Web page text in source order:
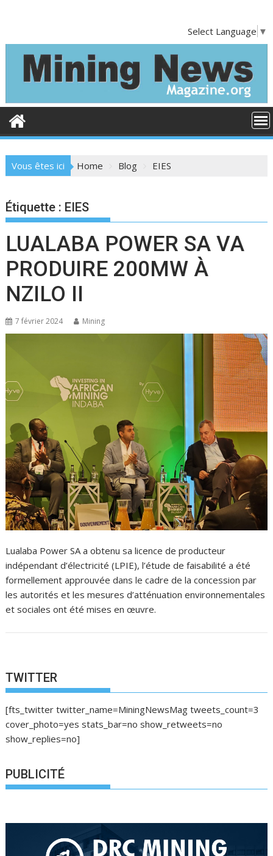
o
t
Select Language ▼
Vous êtes ici Home Blog EIES
Étiquette : EIES
LUALABA POWER SA VA
PRODUIRE 200MW À
NZILO II
7 février 2024 Mining
Lualaba Power SA a obtenu sa licence de producteur
indépendant d’électricité (LPIE), l’étude de faisabilité a été
formellement approuvée dans le cadre de la concession par
les autorités et les mesures d’atténuation environnementales
et sociales ont été mises en œuvre.
TWITTER
[fts_twitter twitter_name=MiningNewsMag tweets_count=3
cover_photo=yes stats_bar=no show_retweets=no
show_replies=no]
PUBLICITÉ